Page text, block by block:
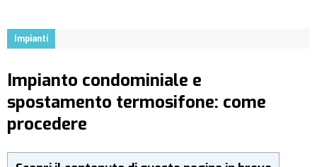
Impianti
Impianto condominiale e
spostamento termosifone: come
procedere